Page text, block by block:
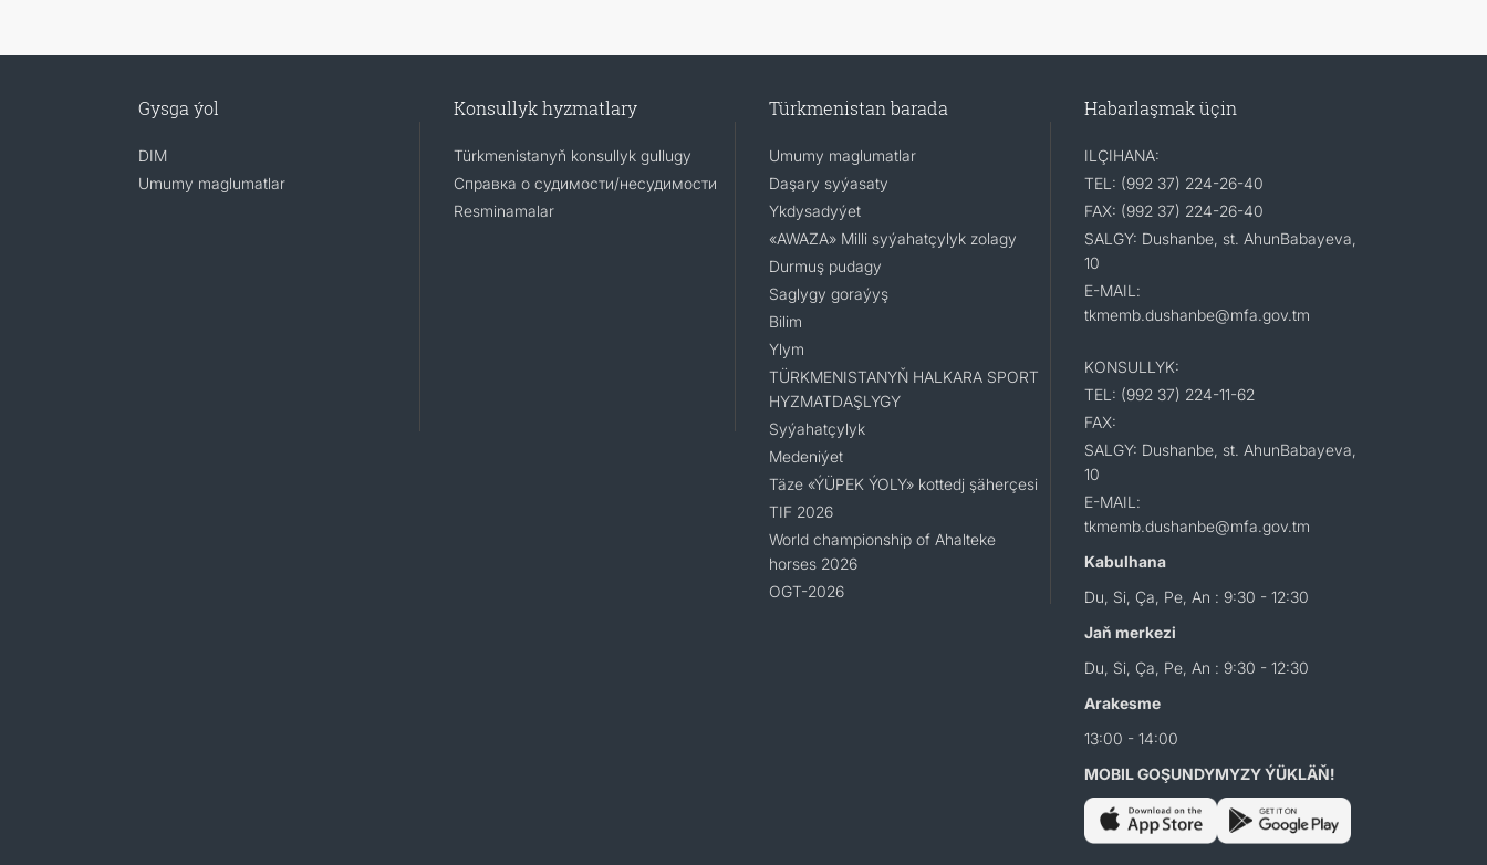
Gysga ýol
DIM
Umumy maglumatlar
Konsullyk hyzmatlary
Türkmenistanyň konsullyk gullugy
Справка о судимости/несудимости
Resminamalar
Türkmenistan barada
Umumy maglumatlar
Daşary syýasaty
Ykdysadyýet
«AWAZA» Milli syýahatçylyk zolagy
Durmuş pudagy
Saglygy goraýyş
Bilim
Ylym
TÜRKMENISTANYŇ HALKARA SPORT
HYZMATDAŞLYGY
Syýahatçylyk
Medeniýet
Täze «ÝÜPEK ÝOLY» kottedj şäherçesi
TIF 2026
World championship of Ahalteke
horses 2026
OGT-2026
Habarlaşmak üçin
ILÇIHANA:
TEL: (992 37) 224-26-40
FAX: (992 37) 224-26-40
SALGY: Dushanbe, st. AhunBabayeva,
10
E-MAIL:
tkmemb.dushanbe@mfa.gov.tm
KONSULLYK:
TEL: (992 37) 224-11-62
FAX:
SALGY: Dushanbe, st. AhunBabayeva,
10
E-MAIL:
tkmemb.dushanbe@mfa.gov.tm
Kabulhana
Du, Si, Ça, Pe, An : 9:30 - 12:30
Jaň merkezi
Du, Si, Ça, Pe, An : 9:30 - 12:30
Arakesme
13:00 - 14:00
MOBIL GOŞUNDYMYZY ÝÜKLÄŇ!